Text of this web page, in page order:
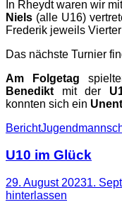
In Rheydt waren wir
Niels (alle U16)
Frederik jeweils
Das nächste Turnier
Am Folgetag
Benedikt mit der
konnten sich ein
Kategorien
BerichtSchlagworte
U10 im Glück
Posted
on
29. August 20231.
hinterlassen